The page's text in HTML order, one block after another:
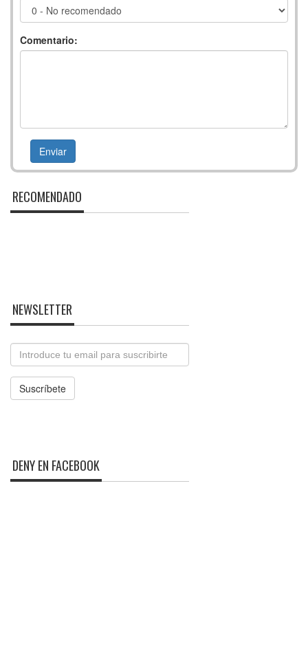
Comentario:
RECOMENDADO
NEWSLETTER
Email
Suscríbete
DENY EN FACEBOOK